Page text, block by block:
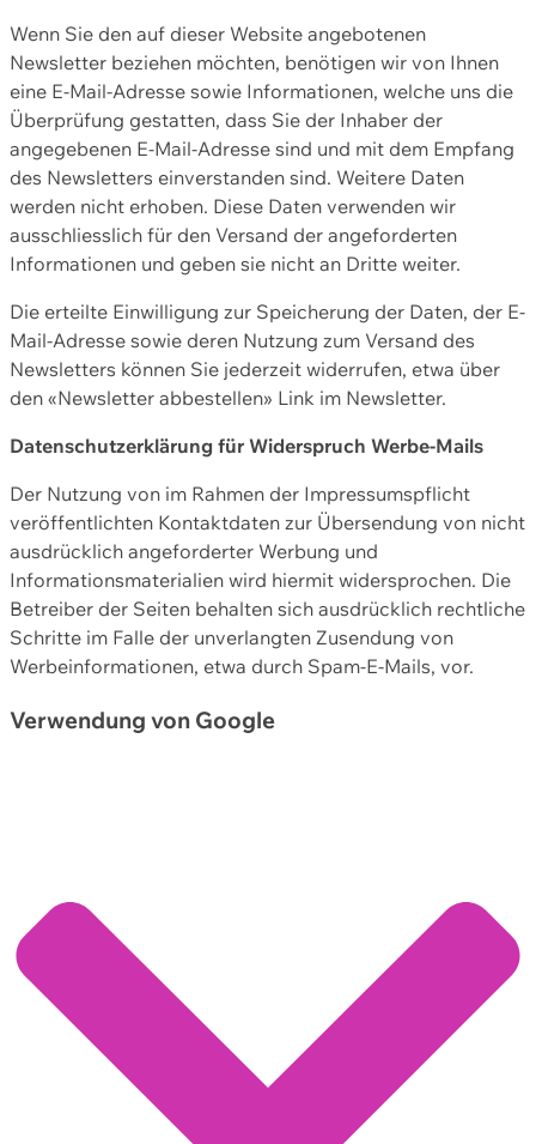
Wenn Sie den auf dieser Website angebotenen
Newsletter beziehen möchten, benötigen wir von Ihnen
eine E-Mail-Adresse sowie Informationen, welche uns die
Überprüfung gestatten, dass Sie der Inhaber der
angegebenen E-Mail-Adresse sind und mit dem Empfang
des Newsletters einverstanden sind. Weitere Daten
werden nicht erhoben. Diese Daten verwenden wir
ausschliesslich für den Versand der angeforderten
Informationen und geben sie nicht an Dritte weiter.
Die erteilte Einwilligung zur Speicherung der Daten, der E-
Mail-Adresse sowie deren Nutzung zum Versand des
Newsletters können Sie jederzeit widerrufen, etwa über
den «Newsletter abbestellen» Link im Newsletter.
Datenschutzerklärung für Widerspruch Werbe-Mails
Der Nutzung von im Rahmen der Impressumspflicht
veröffentlichten Kontaktdaten zur Übersendung von nicht
ausdrücklich angeforderter Werbung und
Informationsmaterialien wird hiermit widersprochen. Die
Betreiber der Seiten behalten sich ausdrücklich rechtliche
Schritte im Falle der unverlangten Zusendung von
Werbeinformationen, etwa durch Spam-E-Mails, vor.
Verwendung von Google